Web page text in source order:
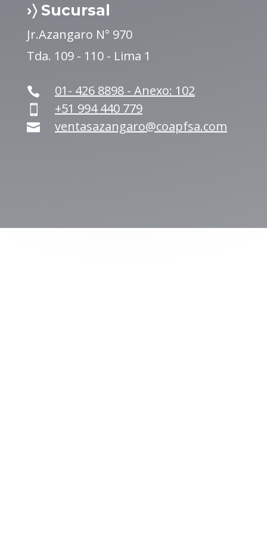
›〉 Sucursal
Jr.Azangaro N° 970
Tda. 109 - 110 - Lima 1
 01- 426 8898 - Anexo: 102
 +51 994 440 779
 ventasazangaro@coapfsa.com